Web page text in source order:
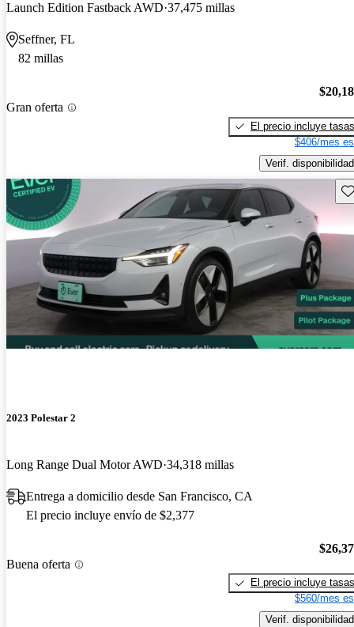
Launch Edition Fastback AWD 37,475 millas
Seffner, FL
82 millas
Gran oferta
El precio incluye tasas
$406/mes
Verif. disponibilidad
2023 Polestar 2
Long Range Dual Motor AWD 34,318 millas
Entrega a domicilio desde San Francisco, CA
El precio incluye envío de $2,377
Buena oferta
El precio incluye tasas
$560/mes
Verif. disponibilidad